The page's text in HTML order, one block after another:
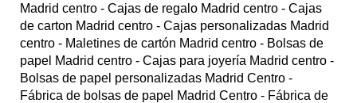
Madrid centro - Cajas de regalo Madrid centro - Cajas
de carton Madrid centro - Cajas personalizadas Madrid
centro - Maletines de cartón Madrid centro - Bolsas de
papel Madrid centro - Cajas para joyería Madrid centro -
Bolsas de papel personalizadas Madrid Centro -
Fábrica de bolsas de papel Madrid Centro - Fábrica de